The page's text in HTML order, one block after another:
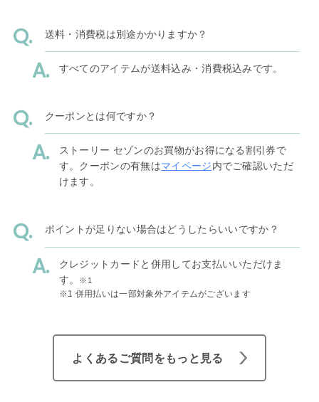
送料・消費税は別途かかりますか？
すべてのアイテムが送料込み・消費税込みです。
クーポンとは何ですか？
ストーリー セゾンのお買物がお得になる割引券で
す。クーポンの有無はマイページ内でご確認いただ
けます。
ポイントが足りない場合はどうしたらいいですか？
クレジットカードと併用してお支払いいただけま
す。
※1
※1 併用払いは一部対象外アイテムがございます
よくあるご質問をもっと見る